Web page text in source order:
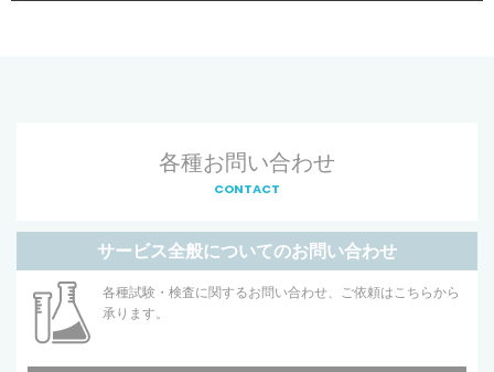
各種お問い合わせ
CONTACT
サービス全般についてのお問い合わせ
各種試験・検査に関するお問い合わせ、ご依頼はこちらから
承ります。